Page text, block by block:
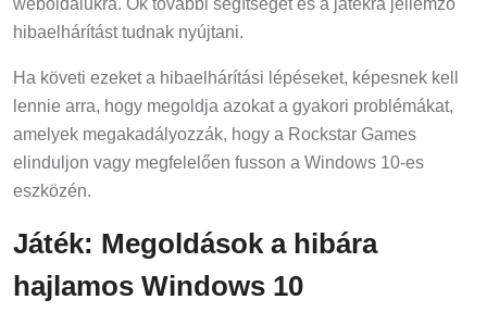
weboldalukra. Ők további segítséget és a játékra jellemző
hibaelhárítást tudnak nyújtani.
Ha követi ezeket a hibaelhárítási lépéseket, képesnek kell
lennie arra, hogy megoldja azokat a gyakori problémákat,
amelyek megakadályozzák, hogy a Rockstar Games
elinduljon vagy megfelelően fusson a Windows 10-es
eszközén.
Játék: Megoldások a hibára
hajlamos Windows 10